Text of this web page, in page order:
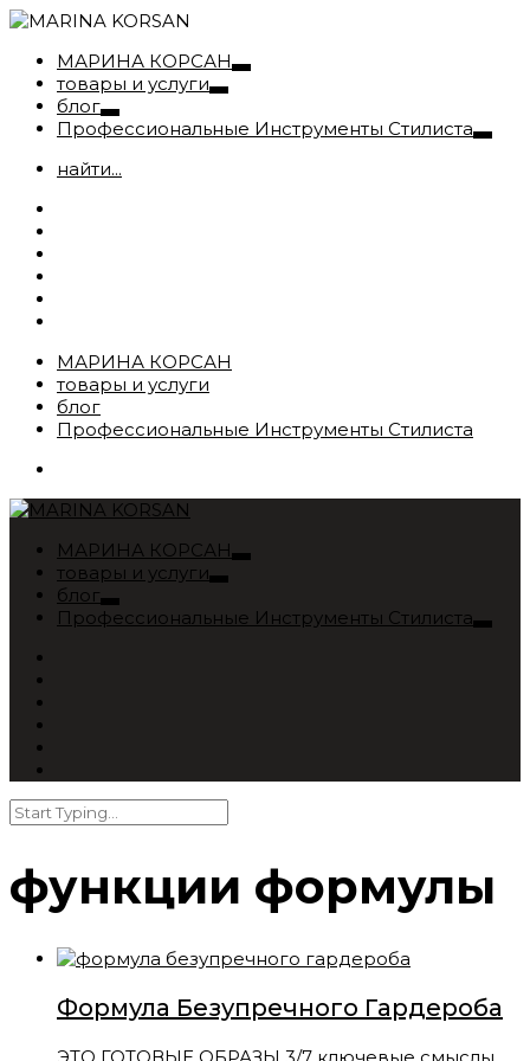
МАРИНА КОРСАН
товары и услуги
блог
Профессиональные Инструменты Стилиста
найти...
МАРИНА КОРСАН
товары и услуги
блог
Профессиональные Инструменты Стилиста
МАРИНА КОРСАН
товары и услуги
блог
Профессиональные Инструменты Стилиста
функции формулы
Формула Безупречного Гардероба
ЭТО ГОТОВЫЕ ОБРАЗЫ 3/7 ключевые смыслы